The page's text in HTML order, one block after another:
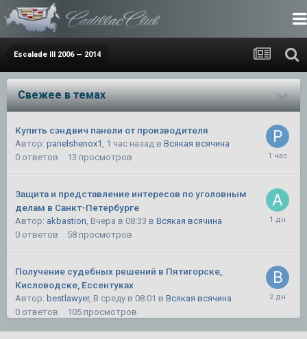
Escalade III 2006 — 2014
Свежее в темах
Купить сэндвич панели от производителя
Автор: panelshenox1 , 1 час назад в Всякая всячина
0 ответов 13 просмотров
Защита и представление интересов по уголовным
делам в Санкт-Петербурге
Автор: akbastion, Вчера в 08:33 в Всякая всячина
0 ответов 58 просмотров
Получение судебных решений в Пятигорске,
Кисловодске, Ессентуках
Автор: bestlawyer, В среду в 08:01 в Всякая всячина
0 ответов 105 просмотров